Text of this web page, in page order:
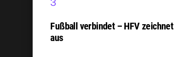
Fußball verbindet – HFV zeichnet
aus